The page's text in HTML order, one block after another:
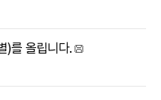
)를 올립니다.